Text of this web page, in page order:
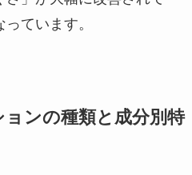
ています。
ンの種類と成分別特